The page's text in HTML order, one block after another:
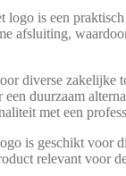
logo is een
afsluiting,
diverse zakelijke
een duurzaam
met een
is geschikt voor
relevant voor